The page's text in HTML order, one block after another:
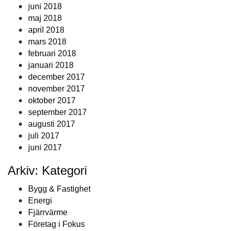
juni 2018
maj 2018
april 2018
mars 2018
februari 2018
januari 2018
december 2017
november 2017
oktober 2017
september 2017
augusti 2017
juli 2017
juni 2017
Arkiv: Kategori
Bygg & Fastighet
Energi
Fjärrvärme
Företag i Fokus